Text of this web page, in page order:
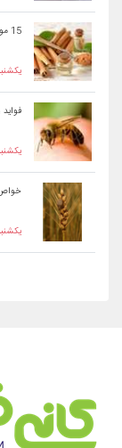
15 مورد از خواص شگفت انگیز دارچین برای سلامتی بدن
۱۴۰۴/۱۲/۴
۱۴۰۴/۱۲/۴
۱۴۰۴/۱۲/۴